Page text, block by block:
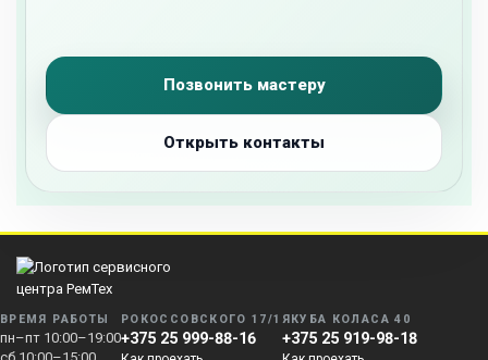
Позвонить мастеру
Открыть контакты
ВРЕМЯ РАБОТЫ
пн–пт 10:00–19:00
РОКОССОВСКОГО 17/1
+375 25 999-88-16
ЯКУБА КОЛАСА 40
+375 25 919-98-18